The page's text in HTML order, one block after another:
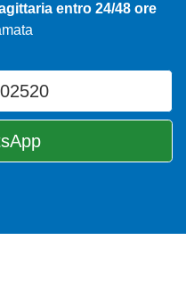
entro 24/48 ore